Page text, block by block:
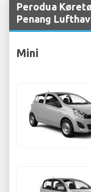
Perodua
Penang
Mini